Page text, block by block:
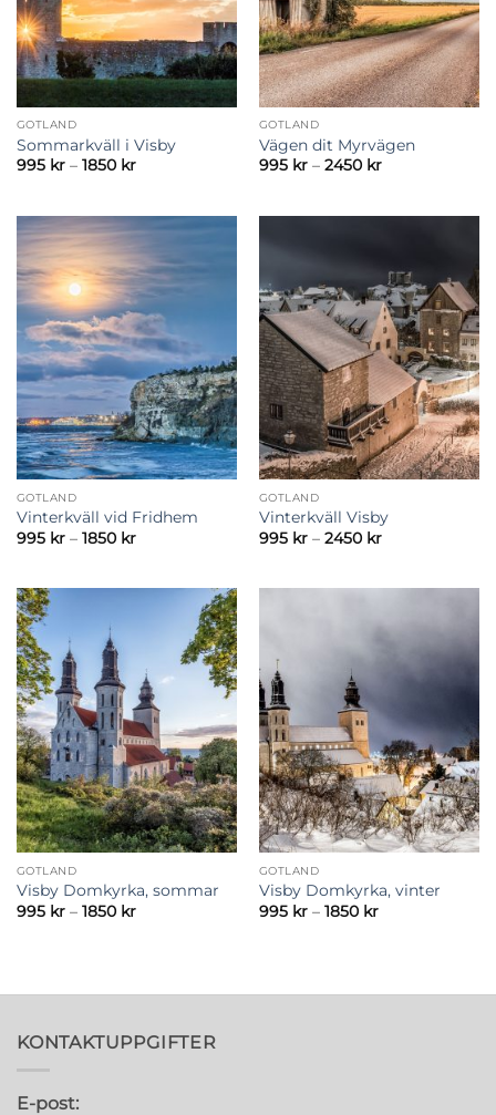
GOTLAND
Sommarkväll i Visby
995 kr – 1850 krPrisintervall:
GOTLAND
Vägen dit Myrvägen
995 kr – 2450 krPrisintervall:
GOTLAND
Vinterkväll vid Fridhem
995 kr – 1850 krPrisintervall:
GOTLAND
Vinterkväll Visby
995 kr – 2450 krPrisintervall:
GOTLAND
Visby Domkyrka, sommar
995 kr – 1850 krPrisintervall:
GOTLAND
Visby Domkyrka, vinter
995 kr – 1850 krPrisintervall:
KONTAKTUPPGIFTER
E-post: